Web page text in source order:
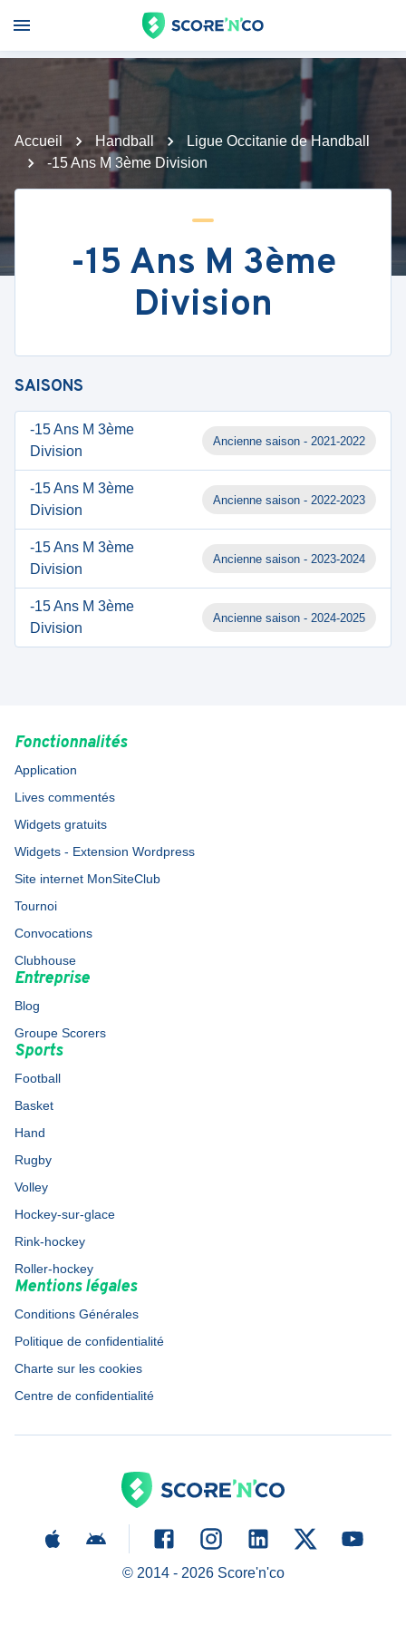
Accueil Handball
Ligue Occitanie de Handball
-15 Ans M 3ème Division
-15 Ans M 3ème
Division
SAISONS
-15 Ans M 3ème
Division
Ancienne saison - 2021-2022
-15 Ans M 3ème
Division
Ancienne saison - 2022-2023
-15 Ans M 3ème
Division
Ancienne saison - 2023-2024
-15 Ans M 3ème
Division
Ancienne saison - 2024-2025
Fonctionnalités
Application
Lives commentés
Widgets gratuits
Widgets - Extension Wordpress
Site internet MonSiteClub
Tournoi
Convocations
Clubhouse
Entreprise
Blog
Groupe Scorers
Sports
Football
Basket
Hand
Rugby
Volley
Hockey-sur-glace
Rink-hockey
Roller-hockey
Mentions légales
Conditions Générales
Politique de confidentialité
Charte sur les cookies
Centre de confidentialité
© 2014 - 2026Score'n'co